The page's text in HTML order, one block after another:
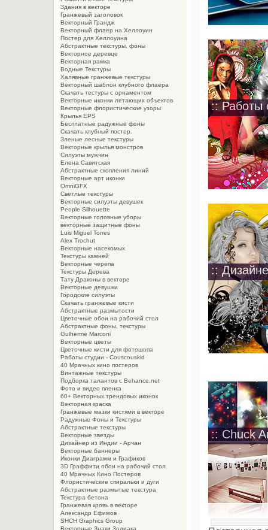
:: Работы
::
:: Chuck
Здания в векторе
Гранжевый заголовок
Векторный Грандж
Векторный флаер на Хеллоуин
Постер для Хеллоуина
Абстрактные текстуры, фоны
Векторное деревце
Векторная рамка
Водные Текстуры
Халявные гранжевые текстуры
Векторный шаблон клубного флаера
Скачать тестуры с орнаментом
Векторные иконки летающих объектов
Векторные флористические узоры
Крылья EPS
Бесплатные радужные фоны
Скачать клубный постер.
Зленые лесные текстуры
Векторные крылья монстров
Силуэты мужчин
Елена Савитская
Абстрактные скопления линий
Векторные арт иконки
OmniGFX
Светлые текстуры
Векторные силуэты девушек
People Silhouette
Векторные головные уборы
векторные защитные фоны
Luis Miguel Torres
Alex Trochut
Векторные насекомых
Текстуры камней
Векторные черепа
Текстуры Дерева
Тату Драконы в векторе
Векторные девушки
Городские силуэты
Скачать гранжевые кисти
Абстрактные размытости
Цветочные обои на рабочий стол
Абстрактные фоны, текстуры
Gulherme Marconi
Векторные цветы
Цветочные кисти для фотошопа
Работы студии - Couscouskid
40 Мрачных кино постеров
Винтажные текстуры
Подборка талантов с Behance.net
Фото и видео пленка
60+ Векторных трендовых иконок
Векторная краска
Гранжевые мазки кистями в векторе
Радужные Фоны и Текстуры
Абстрактные текстуры
Векторные звезды
Дизайнер из Индии - Арчан
Векторные баннеры
Иконки Диаграмм и Графиков
3D Граффити обои на рабочий стол
40 Мрачных Кино Постеров
Флористические спиральки и дуги
Абстрактные размытые текстура
Текстура бетона
Гранжевая кровь в векторе
Александр Ефимов
SHCH Graphics Group
Векторные Знаки Зодиака